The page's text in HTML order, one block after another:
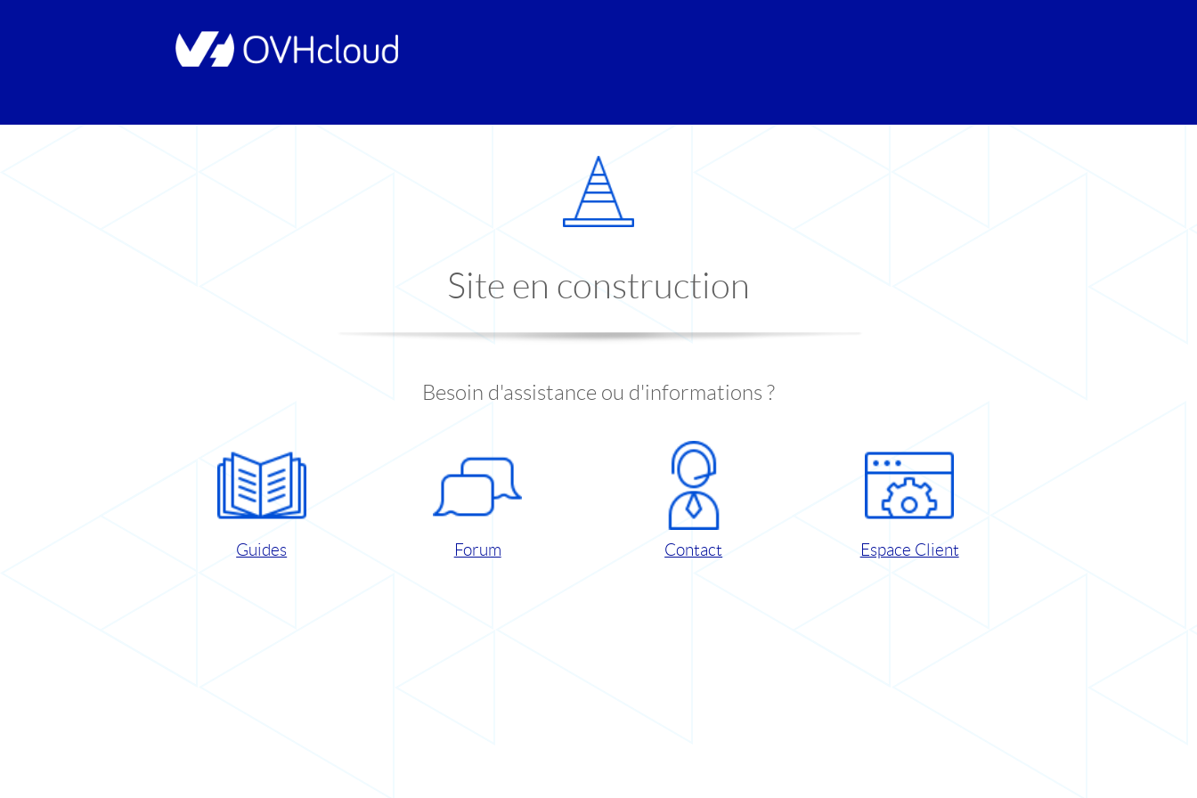
Site en construction
Besoin d'assistance ou d'informations ?
Guides Forum Contact Espace Client